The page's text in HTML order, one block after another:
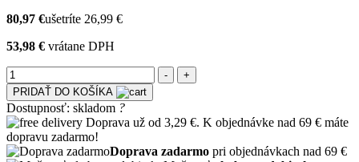
80,97 €ušetríte 26,99 €
53,98 € vrátane DPH
PRIDAŤ DO KOŠÍKA
Dostupnosť: skladom ?
Doprava už od 3,29 €. K objednávke nad 69 € máte
dopravu zadarmo!
Doprava zadarmo pri objednávkach nad 69 €